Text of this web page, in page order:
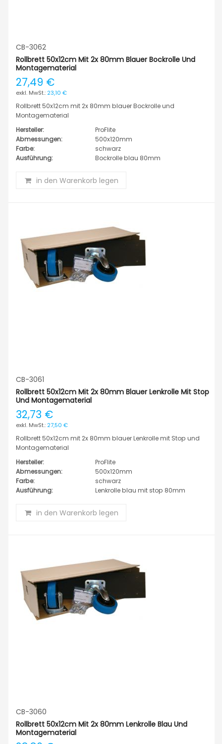
CB-3062
Rollbrett 50x12cm Mit 2x 80mm Blauer Bockrolle Und
Montagematerial
27,49 €
23,10 €
Rollbrett 50x12cm mit 2x 80mm blauer Bockrolle und
Montagematerial
Hersteller:
ProFlite
Abmessungen:
500x120mm
Farbe:
schwarz
Ausführung:
Bockrolle blau 80mm
in den Warenkorb legen
CB-3061
Rollbrett 50x12cm Mit 2x 80mm Blauer Lenkrolle Mit Stop
Und Montagematerial
32,73 €
27,50 €
Rollbrett 50x12cm mit 2x 80mm blauer Lenkrolle mit Stop und
Montagematerial
Hersteller:
ProFlite
Abmessungen:
500x120mm
Farbe:
schwarz
Ausführung:
Lenkrolle blau mit stop 80mm
in den Warenkorb legen
CB-3060
Rollbrett 50x12cm Mit 2x 80mm Lenkrolle Blau Und
Montagematerial